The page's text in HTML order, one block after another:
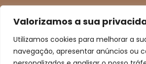
Valorizamos a sua
Utilizamos cookies para melhorar a
navegação, apresentar anúncios ou
REDES SOCIAIS
facebookinstagram